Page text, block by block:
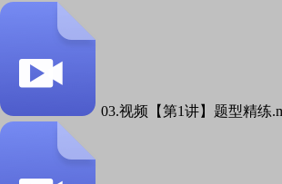
03.视频【第1讲】题型精练